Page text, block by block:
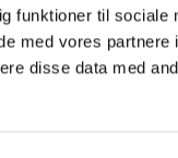
funktioner til sociale
med vores partnere
disse data med
over
blandt